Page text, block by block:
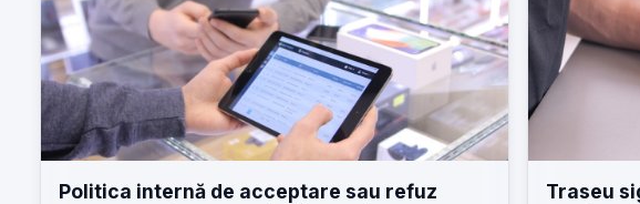
Politica internă de acceptare sau refuz
Traseu